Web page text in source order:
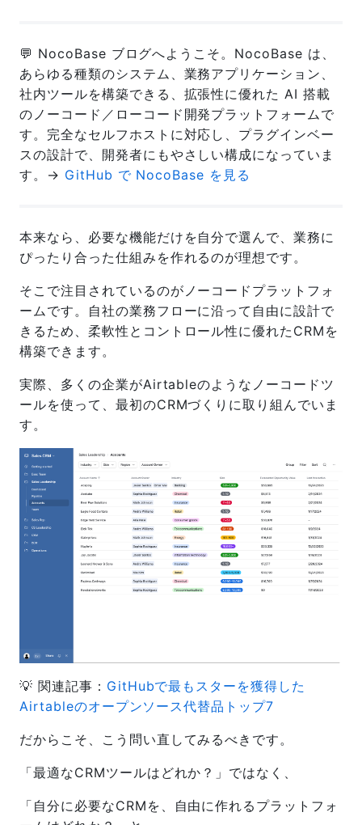
💬 NocoBase ブログへようこそ。NocoBase は、
あらゆる種類のシステム、業務アプリケーション、
社内ツールを構築できる、拡張性に優れた AI 搭載
のノーコード／ローコード開発プラットフォームで
す。完全なセルフホストに対応し、プラグインベー
スの設計で、開発者にもやさしい構成になっていま
す。→ GitHub で NocoBase を見る
本来なら、必要な機能だけを自分で選んで、業務に
ぴったり合った仕組みを作れるのが理想です。
そこで注目されているのがノーコードプラットフォ
ームです。自社の業務フローに沿って自由に設計で
きるため、柔軟性とコントロール性に優れたCRMを
構築できます。
実際、多くの企業がAirtableのようなノーコードツ
ールを使って、最初のCRMづくりに取り組んでいま
す。
💡 関連記事： GitHubで最もスターを獲得した
Airtableのオープンソース代替品トップ7
だからこそ、こう問い直してみるべきです。
「最適なCRMツールはどれか？」ではなく、
「自分に必要なCRMを、自由に作れるプラットフォ